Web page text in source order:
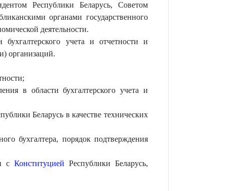
Республики Беларусь, Советом
органами государственного
деятельности.
учета и отчетности и
организаций.
в области бухгалтерского учета и
Беларусь в качестве технических
бухгалтера, порядок подтверждения
с Конституцией Республики Беларусь,